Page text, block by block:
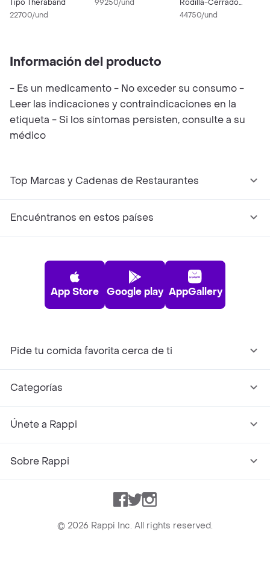
Tipo Theraband
22700/und
99250/und
Rodilla-Cerrado
Universal.Tecnomed
44750/und
Información del producto
- Es un medicamento - No exceder su consumo -
Leer las indicaciones y contraindicaciones en la
etiqueta - Si los síntomas persisten, consulte a su
médico
Top Marcas y Cadenas de Restaurantes
Encuéntranos en estos países
App Store Google play AppGallery
Pide tu comida favorita cerca de ti
Categorías
Únete a Rappi
Sobre Rappi
Facebook
TwitterInstagram
© 2026 Rappi Inc. All rights reserved.